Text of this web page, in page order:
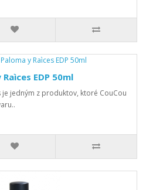
EDP 50ml
je jedným z produktov, ktoré CouCou